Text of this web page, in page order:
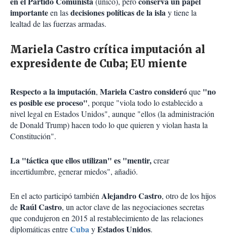
importanteen lasdecisiones políticas de la islay tiene la
lealtad de las fuerzas armadas.
Mariela Castro crítica imputación al
expresidente de Cuba; EU miente
Respecto a la imputación, Mariela Castro consideróque "no
es posible ese proceso", porque "viola todo lo establecido a
nivel legal en Estados Unidos", aunque "ellos (la administración
de Donald Trump) hacen todo lo que quieren y violan hasta la
Constitución".
La "táctica que ellos utilizan" es "mentir,crear
incertidumbre, generar miedos", añadió.
En el acto participó tambiénAlejandroCastro, otro de los hijos
deRaúl Castro, un actor clave de las negociaciones secretas
que condujeron en 2015 al restablecimiento de las relaciones
diplomáticas entreCubayEstados Unidos.